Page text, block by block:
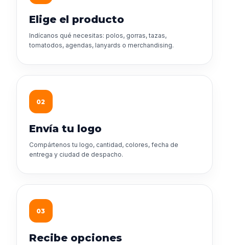
Elige el producto
Indícanos qué necesitas: polos, gorras, tazas,
tomatodos, agendas, lanyards o merchandising.
02
Envía tu logo
Compártenos tu logo, cantidad, colores, fecha de
entrega y ciudad de despacho.
03
Recibe opciones